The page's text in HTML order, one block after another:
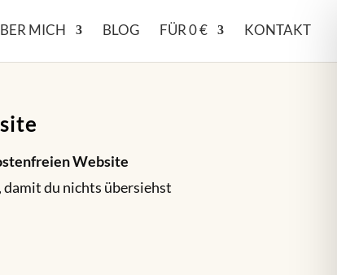
MICH BLOG FÜR 0 € KONTAKT
Website
du nichts übersiehst